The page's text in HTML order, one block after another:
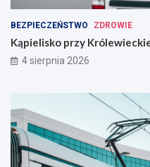
BEZPIECZEŃSTWO ZDROWIE
Kąpielisko przy
4 sierpnia 2026